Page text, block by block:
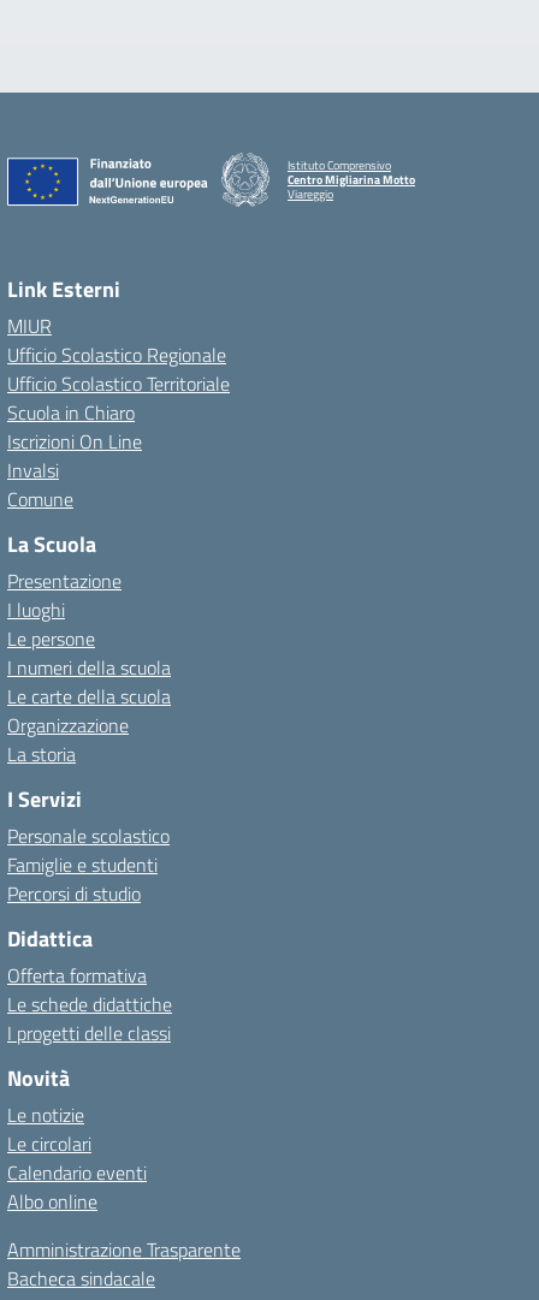
Istituto Comprensivo
Centro Migliarina Motto
Viareggio
Link Esterni
MIUR
Ufficio Scolastico Regionale
Ufficio Scolastico Territoriale
Scuola in Chiaro
Iscrizioni On Line
Invalsi
Comune
La Scuola
Presentazione
I luoghi
Le persone
I numeri della scuola
Le carte della scuola
Organizzazione
La storia
I Servizi
Personale scolastico
Famiglie e studenti
Percorsi di studio
Didattica
Offerta formativa
Le schede didattiche
I progetti delle classi
Novità
Le notizie
Le circolari
Calendario eventi
Albo online
Amministrazione Trasparente
Bacheca sindacale